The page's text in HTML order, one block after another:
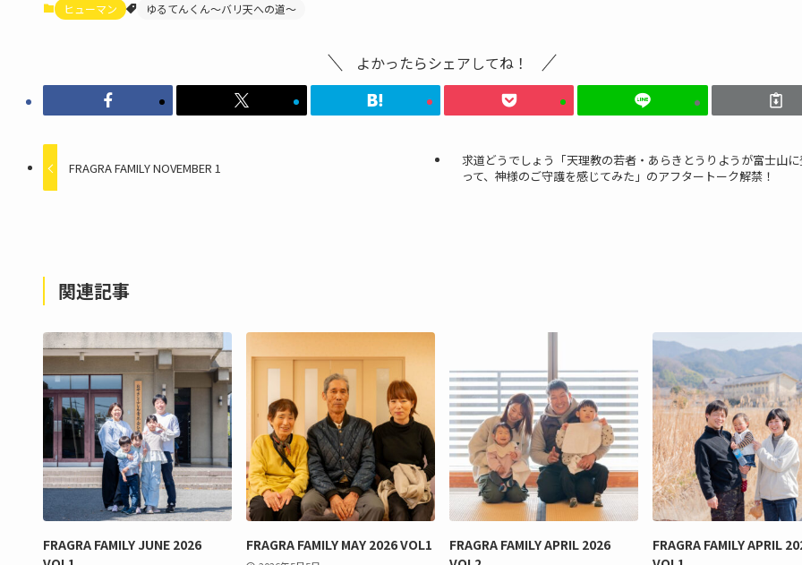
ヒューマン ゆるてんくん～バリ天への道～
よかったらシェアしてね！
FRAGRA FAMILY NOVEMBER 1
求道どうでしょう「天理教の若者・あらきとうりようが富士山
って、神様のご守護を感じてみた」のアフタートーク解禁！
関連記事
FRAGRA FAMILY JUNE 2026
FRAGRA FAMILY MAY 2026 VOL1
FRAGRA FAMILY APRIL 2026
FRAGRA FAMILY APRIL